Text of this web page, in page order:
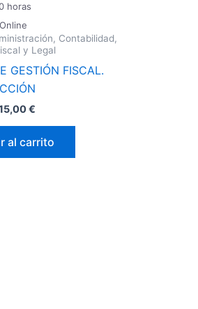
horas
Contabilidad,
y Legal
GESTIÓN FISCAL.
€
al carrito